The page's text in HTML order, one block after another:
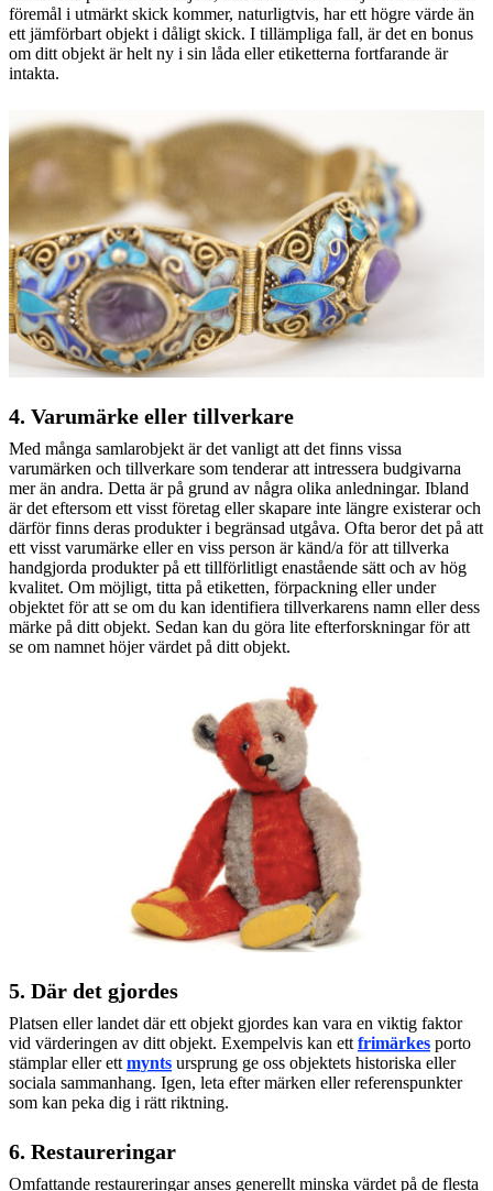
föremål i utmärkt skick kommer, naturligtvis, har ett högre värde än
ett jämförbart objekt i dåligt skick. I tillämpliga fall, är det en bonus
om ditt objekt är helt ny i sin låda eller etiketterna fortfarande är
intakta.
4. Varumärke eller tillverkare
Med många samlarobjekt är det vanligt att det finns vissa
varumärken och tillverkare som tenderar att intressera budgivarna
mer än andra. Detta är på grund av några olika anledningar. Ibland
är det eftersom ett visst företag eller skapare inte längre existerar och
därför finns deras produkter i begränsad utgåva. Ofta beror det på att
ett visst varumärke eller en viss person är känd/a för att tillverka
handgjorda produkter på ett tillförlitligt enastående sätt och av hög
kvalitet. Om möjligt, titta på etiketten, förpackning eller under
objektet för att se om du kan identifiera tillverkarens namn eller dess
märke på ditt objekt. Sedan kan du göra lite efterforskningar för att
se om namnet höjer värdet på ditt objekt.
5. Där det gjordes
Platsen eller landet där ett objekt gjordes kan vara en viktig faktor
vid värderingen av ditt objekt. Exempelvis kan ett frimärkes porto
stämplar eller ett mynts ursprung ge oss objektets historiska eller
sociala sammanhang. Igen, leta efter märken eller referenspunkter
som kan peka dig i rätt riktning.
6. Restaureringar
Omfattande restaureringar anses generellt minska värdet på de flesta